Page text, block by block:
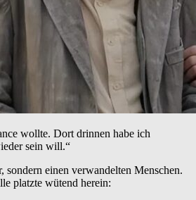
wollte. Dort drinnen habe ich
sein will.“
sondern einen verwandelten Menschen.
platzte wütend herein: